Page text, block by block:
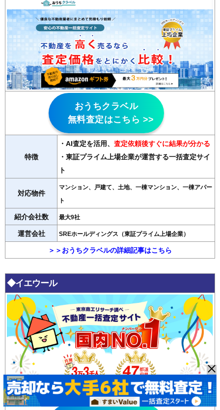
おうちクラベル
無料査定はこちら >>
特徴
・AI査定を活用、 査定依頼後すぐに結果が分かる
・東証プライム上場企業が運営する一括査定サイ
ト
対応物件
マンション、戸建て、土地、一棟マンション、一棟アパー
ト
紹介会社数 最大9社
運営会社 SREホールディングス（東証プライム上場企業）
＞＞おうちクラベルの詳細記事はこちら
◆イエウール